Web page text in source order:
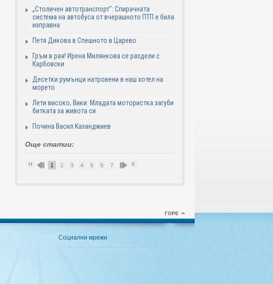
„Столичен автотранспорт": Спирачната
система на автобуса от вчерашното ПТП е била
изправна
Петя Дикова в Спешното в Царево
Гръм в рая! Ирена Милянкова се раздели с
Карбовски
Десетки румънци натровени в наш хотел на
морето
Лети високо, Вики: Младата мотористка загуби
битката за живота си
Почина Васил Казанджиев
Още статии:
Н 1 2 3 4 5 6 7 8 9К
ГОРЕ
Социални мрежи